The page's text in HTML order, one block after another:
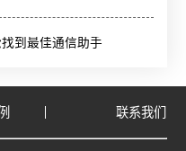
到最佳通信助手
联系我们